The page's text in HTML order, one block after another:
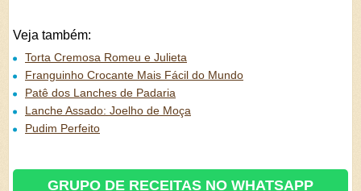
Veja também:
Torta Cremosa Romeu e Julieta
Franguinho Crocante Mais Fácil do Mundo
Patê dos Lanches de Padaria
Lanche Assado: Joelho de Moça
Pudim Perfeito
GRUPO DE RECEITAS NO WHATSAPP